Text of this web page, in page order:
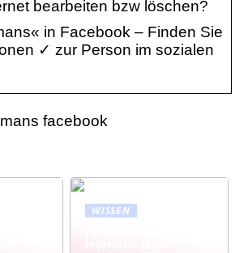
bearbeiten bzw löschen?
in Facebook – Finden Sie
✓ zur Person im sozialen
facebook
WISSEN